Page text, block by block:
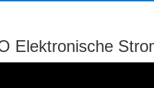
Elektronische